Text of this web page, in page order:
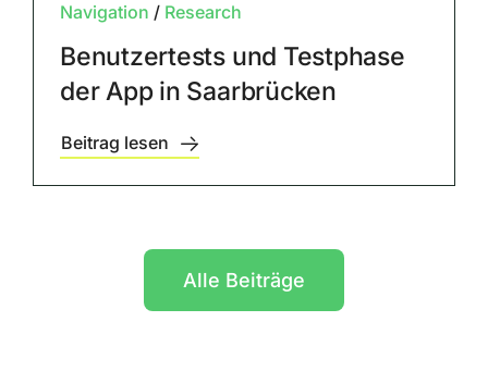
Navigation / Research
Benutzertests und Testphase
der App in Saarbrücken
Beitrag lesen
Alle Beiträge